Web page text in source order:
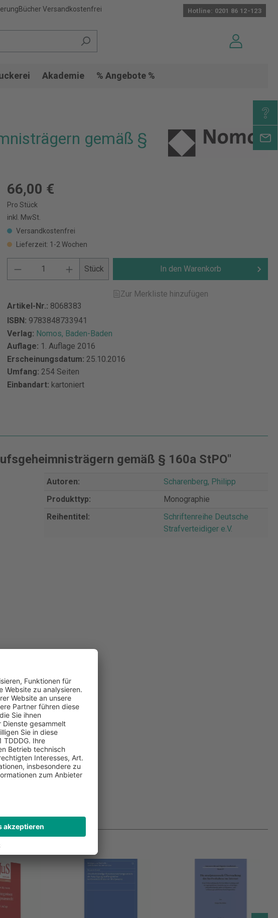
Bücher Versandkostenfrei Hotline: 0201 86 12-123
Akademie % Angebote %
gemäß §
66,00 €
Pro Stück
inkl. MwSt.
Versandkostenfrei
Lieferzeit: 1-2 Wochen
Stück In den Warenkorb
Zur Merkliste hinzufügen
Artikel-Nr.: 8068383
ISBN: 9783848733941
Verlag: Nomos, Baden-Baden
Auflage: 1. Auflage 2016
Erscheinungsdatum: 25.10.2016
Umfang: 254 Seiten
Einbandart: kartoniert
gemäß § 160a StPO"
Autoren:
Scharenberg, Philipp
Produkttyp:
Monographie
Reihentitel:
Schriftenreihe Deutsche
Strafverteidiger e.V.